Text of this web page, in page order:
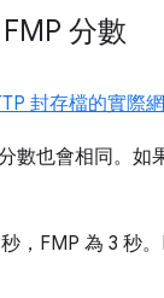
分數
封存檔的實際
數也會相同。
，FMP 為 3 秒